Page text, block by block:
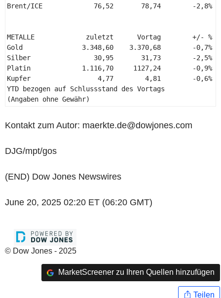
Brent/ICE             76,52       78,74        -2,8%
METALLE             zuletzt      Vortag        +/- %
Gold               3.348,60    3.370,68        -0,7%
Silber                30,95       31,73        -2,5%
Platin             1.116,70     1127,24        -0,9%
Kupfer                 4,77        4,81        -0,6%
YTD bezogen auf Schlussstand des Vortags
(Angaben ohne Gewähr)
Kontakt zum Autor: maerkte.de@dowjones.com
DJG/mpt/gos
(END) Dow Jones Newswires
June 20, 2025 02:20 ET (06:20 GMT)
© Dow Jones - 2025
MarketScreener zu Ihren Quellen hinzufügen
Teilen